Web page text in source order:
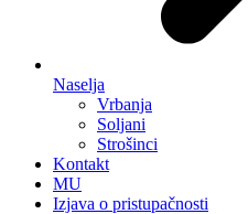
Naselja
Vrbanja
Soljani
Strošinci
Kontakt
MU
Izjava o pristupačnosti